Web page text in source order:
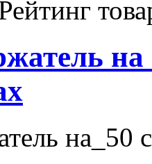
на_50